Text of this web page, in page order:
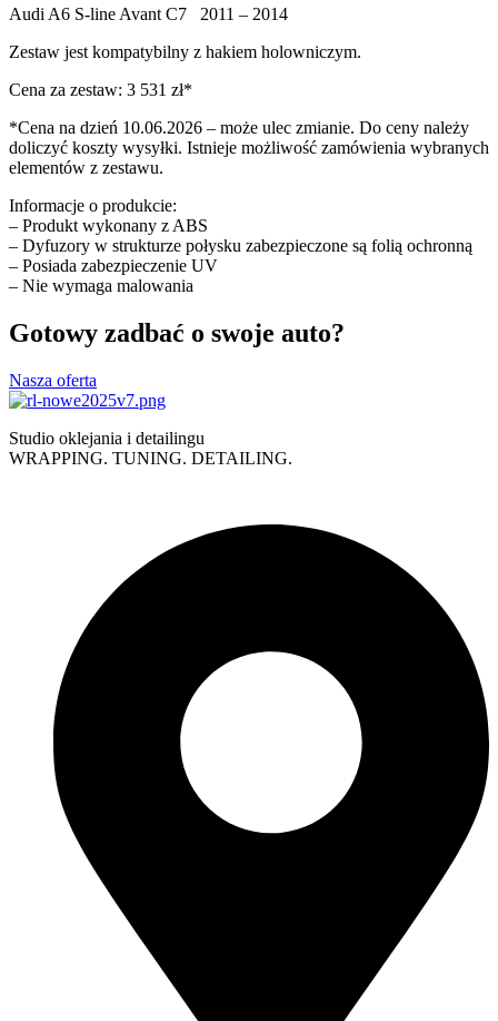
Audi A6 S-line Avant C7 2011 – 2014
Zestaw jest kompatybilny z hakiem holowniczym.
Cena za zestaw: 3 531 zł*
*Cena na dzień 10.06.2026 – może ulec zmianie. Do ceny należy
doliczyć koszty wysyłki. Istnieje możliwość zamówienia wybranych
elementów z zestawu.
Informacje o produkcie:
– Produkt wykonany z ABS
– Dyfuzory w strukturze połysku zabezpieczone są folią ochronną
– Posiada zabezpieczenie UV
– Nie wymaga malowania
Gotowy zadbać o swoje auto?
Nasza oferta
Studio oklejania i detailingu
WRAPPING. TUNING. DETAILING.